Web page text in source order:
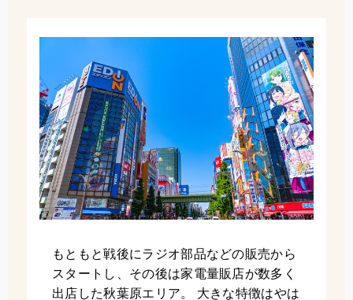
もともと戦後にラジオ部品などの販売から
スタートし、その後は家電量販店が数多く
出店した秋葉原エリア。 大きな特徴はやは